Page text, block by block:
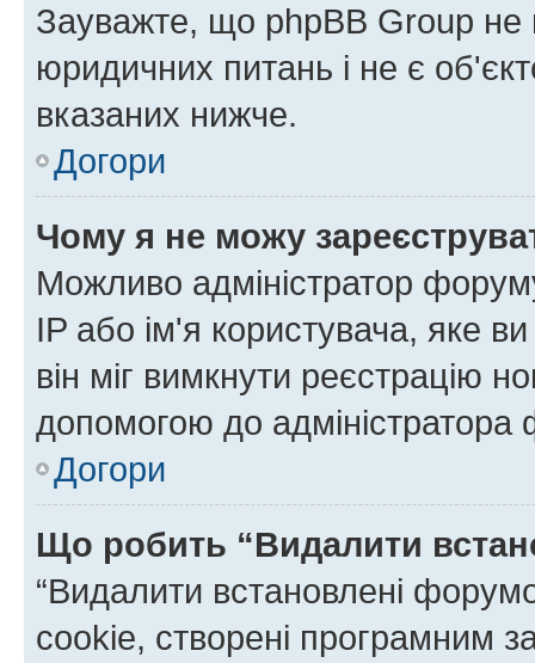
Зауважте, що phpBB Group не
юридичних питань і не є
вказаних нижче.
Догори
Чому я не можу
Можливо адміністратор
IP або ім'я користувача, яке
він міг вимкнути реєстрацію
допомогою до адміністратора
Догори
Що робить “Видалити
“Видалити встановлені
cookie, створені програмним